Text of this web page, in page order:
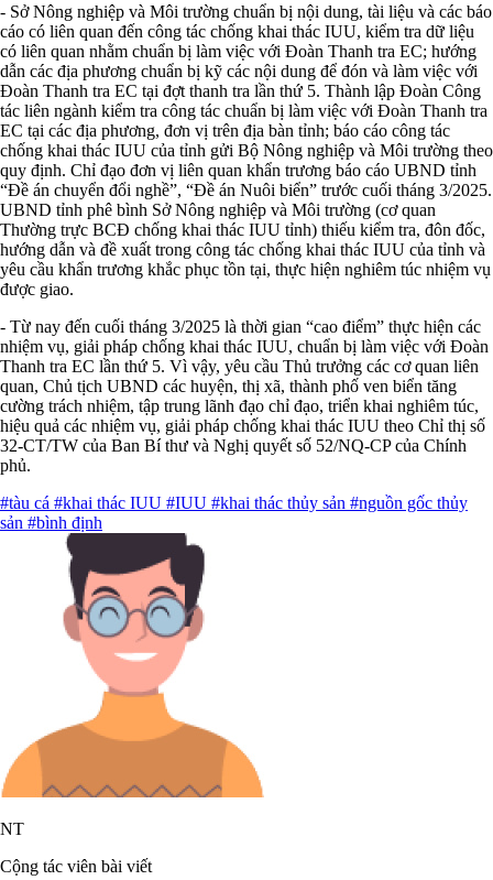
- Sở Nông nghiệp và Môi trường chuẩn bị nội dung, tài liệu và các báo
cáo có liên quan đến công tác chống khai thác IUU, kiểm tra dữ liệu
có liên quan nhằm chuẩn bị làm việc với Đoàn Thanh tra EC; hướng
dẫn các địa phương chuẩn bị kỹ các nội dung để đón và làm việc với
Đoàn Thanh tra EC tại đợt thanh tra lần thứ 5. Thành lập Đoàn Công
tác liên ngành kiểm tra công tác chuẩn bị làm việc với Đoàn Thanh tra
EC tại các địa phương, đơn vị trên địa bàn tỉnh; báo cáo công tác
chống khai thác IUU của tỉnh gửi Bộ Nông nghiệp và Môi trường theo
quy định. Chỉ đạo đơn vị liên quan khẩn trương báo cáo UBND tỉnh
“Đề án chuyển đổi nghề”, “Đề án Nuôi biển” trước cuối tháng 3/2025.
UBND tỉnh phê bình Sở Nông nghiệp và Môi trường (cơ quan
Thường trực BCĐ chống khai thác IUU tỉnh) thiếu kiểm tra, đôn đốc,
hướng dẫn và đề xuất trong công tác chống khai thác IUU của tỉnh và
yêu cầu khẩn trương khắc phục tồn tại, thực hiện nghiêm túc nhiệm vụ
được giao.
- Từ nay đến cuối tháng 3/2025 là thời gian “cao điểm” thực hiện các
nhiệm vụ, giải pháp chống khai thác IUU, chuẩn bị làm việc với Đoàn
Thanh tra EC lần thứ 5. Vì vậy, yêu cầu Thủ trưởng các cơ quan liên
quan, Chủ tịch UBND các huyện, thị xã, thành phố ven biển tăng
cường trách nhiệm, tập trung lãnh đạo chỉ đạo, triển khai nghiêm túc,
hiệu quả các nhiệm vụ, giải pháp chống khai thác IUU theo Chỉ thị số
32-CT/TW của Ban Bí thư và Nghị quyết số 52/NQ-CP của Chính
phủ.
#tàu cá #khai thác IUU #IUU #khai thác thủy sản #nguồn gốc thủy
sản #bình định
NT
Cộng tác viên bài viết